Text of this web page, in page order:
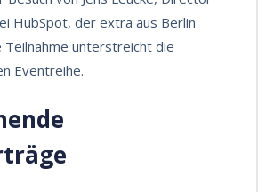
HubSpot, der extra aus Berlin
Teilnahme unterstreicht die
Eventreihe.